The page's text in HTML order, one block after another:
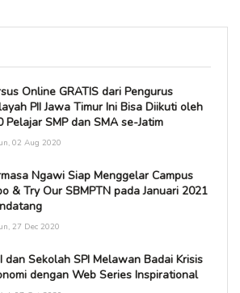
Online GRATIS dari Pengurus
PII Jawa Timur Ini Bisa Diikuti oleh
Pelajar SMP dan SMA se-Jatim
02 Aug 2020
Ngawi Siap Menggelar Campus
& Try Our SBMPTN pada Januari 2021
27 Dec 2020
dan Sekolah SPI Melawan Badai Krisis
dengan Web Series Inspirational